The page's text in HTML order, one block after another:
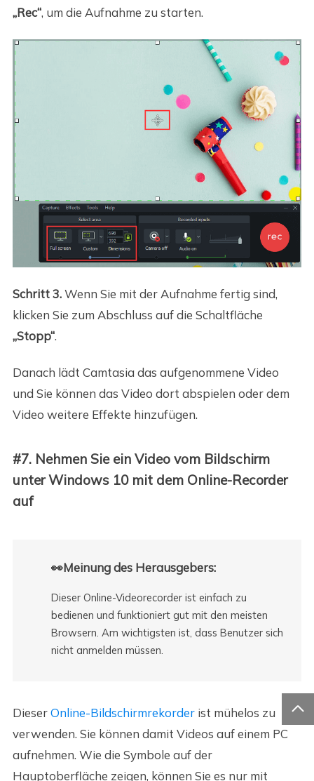
„Rec“, um die Aufnahme zu starten.
Schritt 3.Wenn Sie mit der Aufnahme fertig sind,
klicken Sie zum Abschluss auf die Schaltfläche
„Stopp“.
Danach lädt Camtasia das aufgenommene Video
und Sie können das Video dort abspielen oder dem
Video weitere Effekte hinzufügen.
#7. Nehmen Sie ein Video vom Bildschirm
unter Windows 10 mit dem Online-Recorder
auf
👀Meinung des Herausgebers:
Dieser Online-Videorecorder ist einfach zu
bedienen und funktioniert gut mit den meisten
Browsern. Am wichtigsten ist, dass Benutzer sich
nicht anmelden müssen.
DieserOnline-Bildschirmrekorderist mühelos zu
verwenden. Sie können damit Videos auf einem PC
aufnehmen. Wie die Symbole auf der
Hauptoberfläche zeigen, können Sie es nur mit
